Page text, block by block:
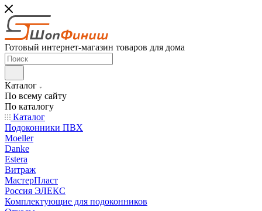
Готовый интернет-магазин товаров для дома
Каталог
По всему сайту
По каталогу
Каталог
Подоконники ПВХ
Moeller
Danke
Estera
Витраж
МастерПласт
Россия ЭЛЕКС
Комплектующие для подоконников